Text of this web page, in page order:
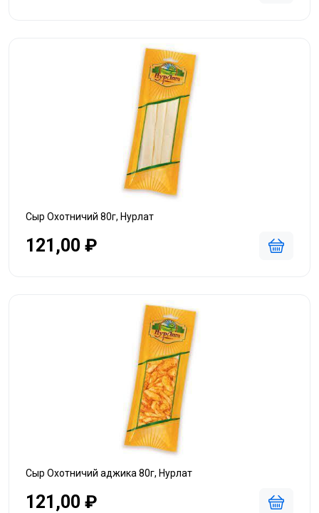
Сыр Охотничий 80г, Нурлат
121,00 ₽
Сыр Охотничий аджика 80г, Нурлат
121,00 ₽